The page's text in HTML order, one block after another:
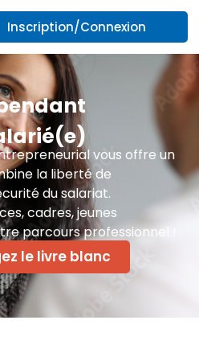
Inscription/Connexion
vous offre un
la liberté de
du salariat.
cadres, jeunes
parcours professionnel !
le livre blanc